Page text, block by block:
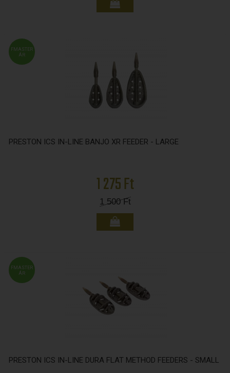
FMASTER
ÁR
PRESTON ICS IN-LINE BANJO XR FEEDER - LARGE
1 275 Ft
1 500Ft
FMASTER
ÁR
PRESTON ICS IN-LINE DURA FLAT METHOD FEEDERS - SMALL